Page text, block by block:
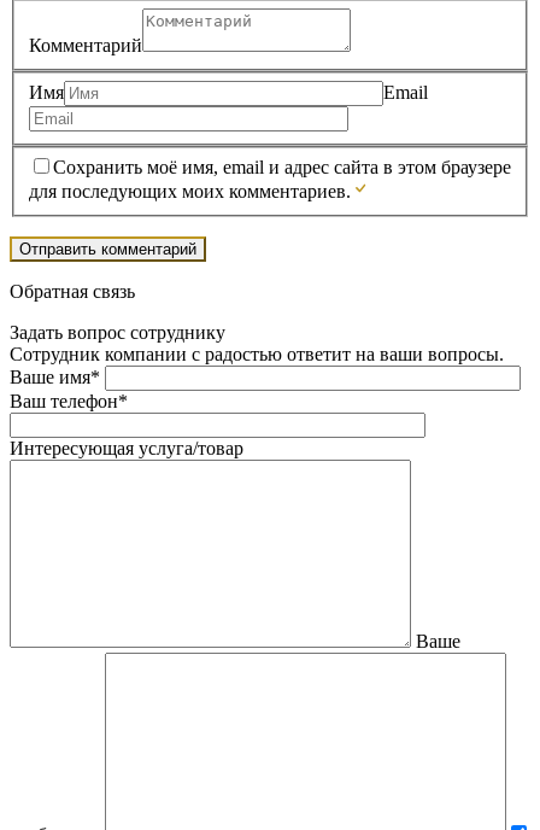
Комментарий
Имя Email
Сохранить моё имя, email и адрес сайта в этом браузере
для последующих моих комментариев.
Обратная связь
Задать вопрос сотруднику
Сотрудник компании с радостью ответит на ваши вопросы.
Ваше имя*
Ваш телефон*
Интересующая услуга/товар
Ваше